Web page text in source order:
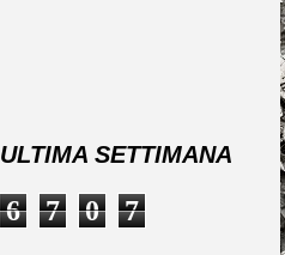
ULTIMA SETTIMANA
6 7 0 7